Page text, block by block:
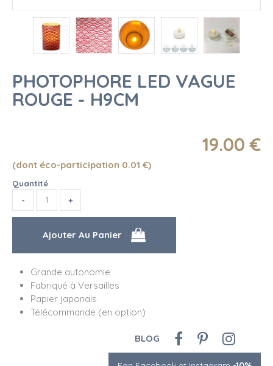
PHOTOPHORE LED VAGUE
ROUGE - H9CM
19.00 €
(dont éco-participation 0.01 €)
Quantité
Grande autonomie
Fabriqué à Versailles
Papier japonais
Télécommande (en option)
BLOG